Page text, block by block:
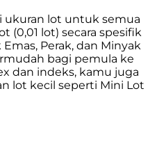
ukuran lot untuk semua
(0,01 lot) secara spesifik
Perak, dan Minyak
bagi pemula ke
dan indeks, kamu juga
lot kecil seperti Mini Lot